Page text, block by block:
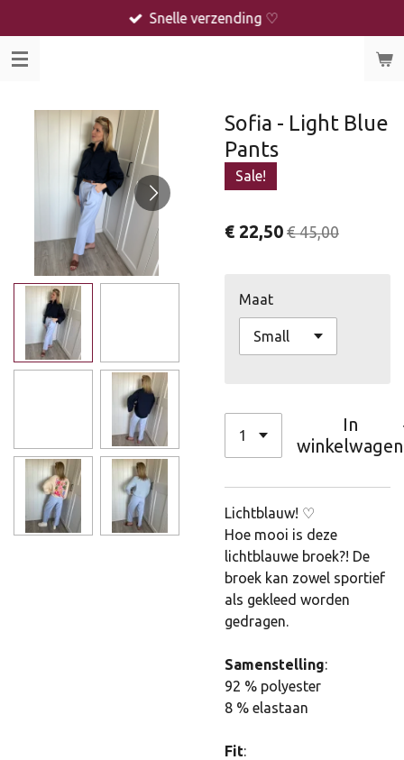
direct
naar
Snelle verzending ♡
Sofia - Light Blue
Pants
Sale!
€ 22,50 € 45,00
Maat
In
winkelwagen
Lichtblauw! ♡
Hoe mooi is deze
lichtblauwe broek?! De
broek kan zowel sportief
als gekleed worden
gedragen.
Samenstelling:
92 % polyester
8 % elastaan
Fit: